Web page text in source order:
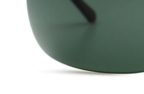
Brillenbreite
33 mm
Glashöhe